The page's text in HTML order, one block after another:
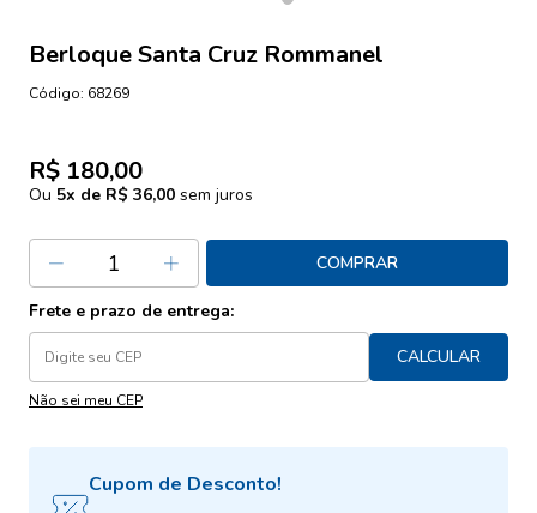
Berloque Santa Cruz Rommanel
Código: 68269
R$ 180,00
Ou 5x de R$ 36,00 sem juros
COMPRAR
Frete e prazo de entrega:
CALCULAR
Não sei meu CEP
Cupom de Desconto!